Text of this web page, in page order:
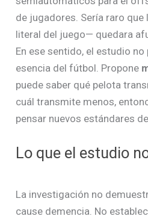
de jugadores. Sería raro
literal del juego— quedara
En ese sentido, el estudio
esencia del fútbol. Propone
puede saber qué pelota
cuál transmite menos,
pensar nuevos estándares
Lo que el estudio
La investigación no
cause demencia. No